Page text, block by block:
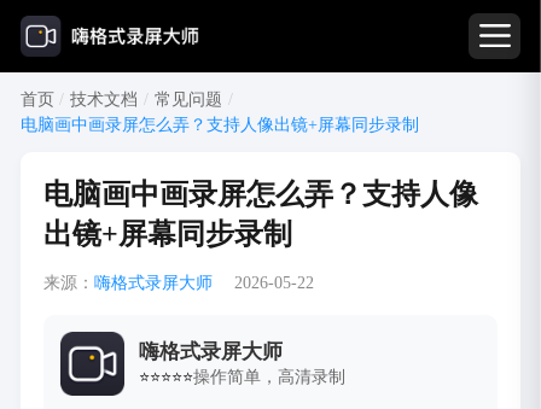
首页 / 技术文档 / 常见问题 /
电脑画中画录屏怎么弄？支持人像出镜+屏幕同步录制
电脑画中画录屏怎么弄？支持人像
出镜+屏幕同步录制
来源： 嗨格式录屏大师 2026-05-22
嗨格式录屏大师
⭐⭐⭐⭐⭐操作简单，高清录制